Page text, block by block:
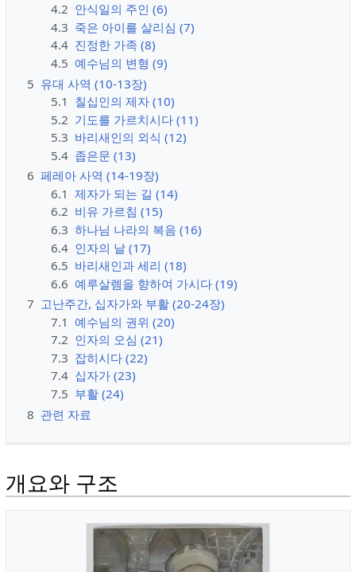
4.2 안식일의 주인 (6)
4.3 죽은 아이를 살리심 (7)
4.4 진정한 가족 (8)
4.5 예수님의 변형 (9)
5 유대 사역 (10-13장)
5.1 칠십인의 제자 (10)
5.2 기도를 가르치시다 (11)
5.3 바리새인의 외식 (12)
5.4 좁은문 (13)
6 페레아 사역 (14-19장)
6.1 제자가 되는 길 (14)
6.2 비유 가르침 (15)
6.3 하나님 나라의 복음 (16)
6.4 인자의 날 (17)
6.5 바리새인과 세리 (18)
6.6 예루살렘을 향하여 가시다 (19)
7 고난주간, 십자가와 부활 (20-24장)
7.1 예수님의 권위 (20)
7.2 인자의 오심 (21)
7.3 잡히시다 (22)
7.4 십자가 (23)
7.5 부활 (24)
8 관련 자료
개요와 구조